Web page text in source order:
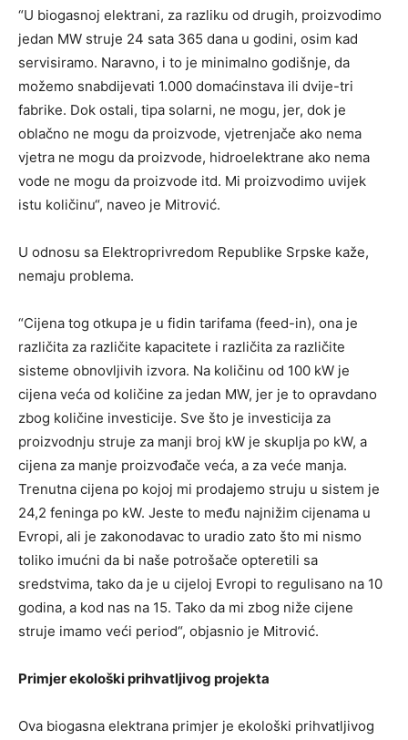
“U biogasnoj elektrani, za razliku od drugih, proizvodimo
jedan MW struje 24 sata 365 dana u godini, osim kad
servisiramo. Naravno, i to je minimalno godišnje, da
možemo snabdijevati 1.000 domaćinstava ili dvije-tri
fabrike. Dok ostali, tipa solarni, ne mogu, jer, dok je
oblačno ne mogu da proizvode, vjetrenjače ako nema
vjetra ne mogu da proizvode, hidroelektrane ako nema
vode ne mogu da proizvode itd. Mi proizvodimo uvijek
istu količinu“, naveo je Mitrović.
U odnosu sa Elektroprivredom Republike Srpske kaže,
nemaju problema.
“Cijena tog otkupa je u fidin tarifama (feed-in), ona je
različita za različite kapacitete i različita za različite
sisteme obnovljivih izvora. Na količinu od 100 kW je
cijena veća od količine za jedan MW, jer je to opravdano
zbog količine investicije. Sve što je investicija za
proizvodnju struje za manji broj kW je skuplja po kW, a
cijena za manje proizvođače veća, a za veće manja.
Trenutna cijena po kojoj mi prodajemo struju u sistem je
24,2 feninga po kW. Jeste to među najnižim cijenama u
Evropi, ali je zakonodavac to uradio zato što mi nismo
toliko imućni da bi naše potrošače opteretili sa
sredstvima, tako da je u cijeloj Evropi to regulisano na 10
godina, a kod nas na 15. Tako da mi zbog niže cijene
struje imamo veći period“, objasnio je Mitrović.
Primjer ekološki prihvatljivog projekta
Ova biogasna elektrana primjer je ekološki prihvatljivog